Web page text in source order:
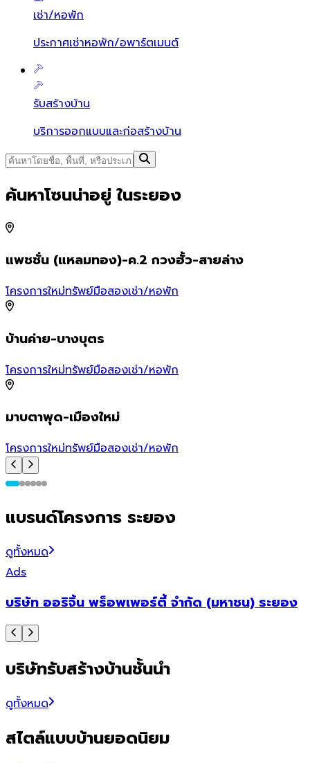
เช่า/หอพัก
ประกาศเช่าหอพัก/อพาร์ตเมนต์
รับสร้างบ้าน
บริการออกแบบและก่อสร้างบ้าน
ค้นหาโซนน่าอยู่ ในระยอง
แพชชั่น (แหลมทอง)-ค.2 กวงฮั้ว-สายล่าง
โครงการใหม่ทรัพย์มือสองเช่า/หอพัก
บ้านค่าย-บางบุตร
โครงการใหม่ทรัพย์มือสองเช่า/หอพัก
มาบตาพุด-เมืองใหม่
โครงการใหม่ทรัพย์มือสองเช่า/หอพัก
แบรนด์โครงการ ระยอง
ดูทั้งหมด
Ads
บริษัท ออริจิ้น พร็อพเพอร์ตี้ จำกัด (มหาชน) ระยอง
บริษัทรับสร้างบ้านชั้นนำ
ดูทั้งหมด
สไตล์แบบบ้านยอดนิยม